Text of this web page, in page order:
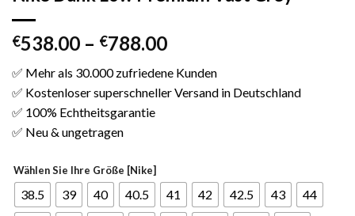
€538.00 – €788.00
✅ Mehr als 30.000 zufriedene Kunden
✅ Kostenloser superschneller Versand in Deutschland
✅ 100% Echtheitsgarantie
✅ Neu & ungetragen
Wählen Sie Ihre Größe [Nike]
38.5 39 40 40.5 41 42 42.5 43
44